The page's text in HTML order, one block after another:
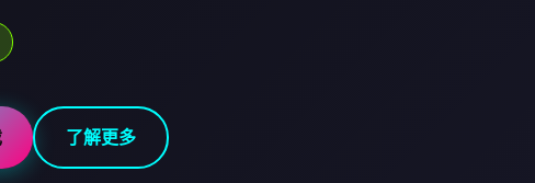
了解更多